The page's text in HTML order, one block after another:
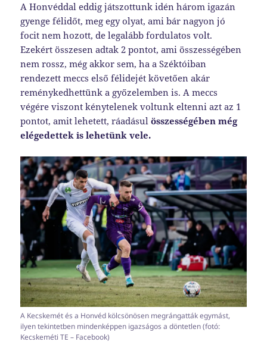
A Honvéddal eddig játszottunk idén három igazán
gyenge félidőt, meg egy olyat, ami bár nagyon jó
focit nem hozott, de legalább fordulatos volt.
Ezekért összesen adtak 2 pontot, ami összességében
nem rossz, még akkor sem, ha a Széktóiban
rendezett meccs első félidejét követően akár
reménykedhettünk a győzelemben is. A meccs
végére viszont kénytelenek voltunk eltenni azt az 1
pontot, amit lehetett, ráadásulösszességében még
elégedettek is lehetünk vele.
A Kecskemét és a Honvéd kölcsönösen megrángatták egymást,
ilyen tekintetben mindenképpen igazságos a döntetlen (fotó:
Kecskeméti TE – Facebook)